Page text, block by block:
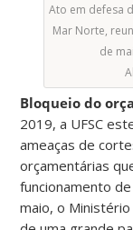
Ato em defesa
Mar Norte,
de
Bloqueio do
2019, a UFSC
ameaças de
orçamentárias
funcionamento
maio, o Ministério